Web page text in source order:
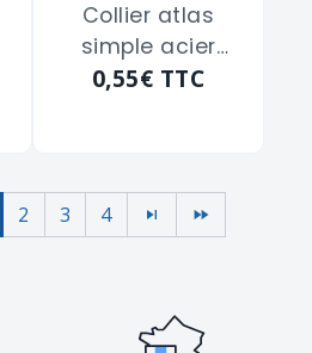
Collier atlas
simple acier
zingué blanc
0,55€ TTC
2 3 4